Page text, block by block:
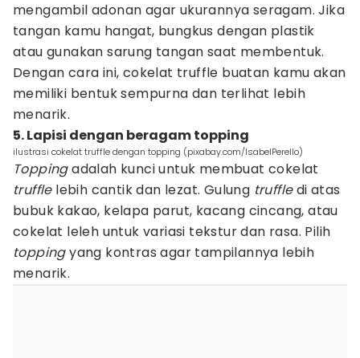
mengambil adonan agar ukurannya seragam. Jika
tangan kamu hangat, bungkus dengan plastik
atau gunakan sarung tangan saat membentuk.
Dengan cara ini, cokelat truffle buatan kamu akan
memiliki bentuk sempurna dan terlihat lebih
menarik.
5. Lapisi dengan beragam topping
ilustrasi cokelat truffle dengan topping (pixabay.com/IsabelPerello)
Toppingadalah kunci untuk membuat cokelat
trufflelebih cantik dan lezat. Gulung truffledi atas
bubuk kakao, kelapa parut, kacang cincang, atau
cokelat leleh untuk variasi tekstur dan rasa. Pilih
toppingyang kontras agar tampilannya lebih
menarik.